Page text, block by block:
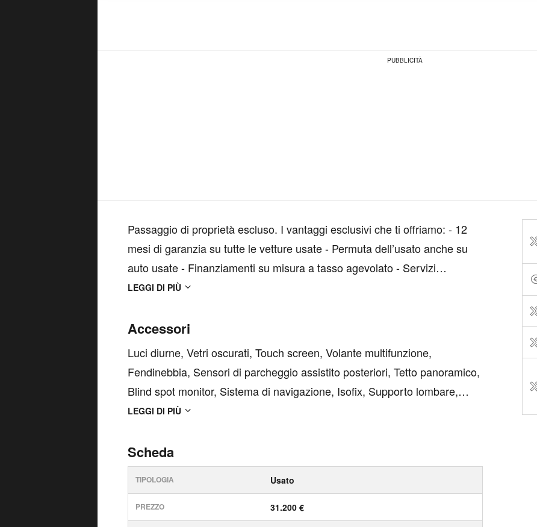
PUBBLICITÀ
Passaggio di proprietà escluso. I vantaggi esclusivi che ti offriamo: - 12
mesi di garanzia su tutte le vetture usate - Permuta dell’usato anche su
auto usate - Finanziamenti su misura a tasso agevolato - Servizi
LEGGI DI PIÙ
Accessori
Luci diurne, Vetri oscurati, Touch screen, Volante multifunzione,
Fendinebbia, Sensori di parcheggio assistito posteriori, Tetto panoramico,
Blind spot monitor, Sistema di navigazione, Isofix, Supporto lombare,
ABS, Sensore di pioggia, USB, Climatizzatore, Climatizzatore automatico,
LEGGI DI PIÙ
Scheda
TIPOLOGIA Usato
PREZZO 31.200 €